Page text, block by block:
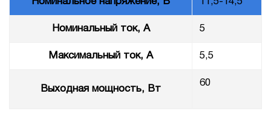
Номинальный ток, А 5
Максимальный ток, А 5,5
Выходная мощность, Вт
60